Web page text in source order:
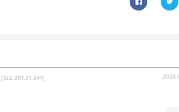
[122.201.31.241] 2025-